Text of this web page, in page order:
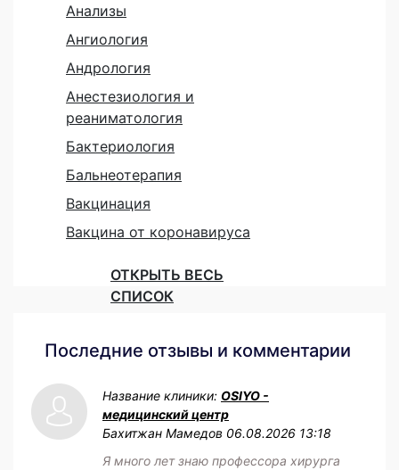
Анализы
Ангиология
Андрология
Анестезиология и
реаниматология
Бактериология
Бальнеотерапия
Вакцинация
Вакцина от коронавируса
ОТКРЫТЬ ВЕСЬ
СПИСОК
Последние отзывы и комментарии
Название клиники: OSIYO -
медицинский центр
Бахитжан Мамедов 06.08.2026 13:18
Я много лет знаю профессора хирурга